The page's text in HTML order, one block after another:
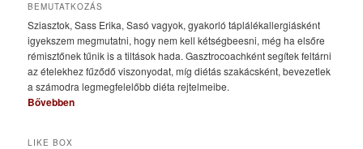
BEMUTATKOZÁS
Sziasztok, Sass Erika, Sasó vagyok, gyakorló táplálékallergiásként
igyekszem megmutatni, hogy nem kell kétségbeesni, még ha elsőre
rémisztőnek tűnik is a tiltások hada. Gasztrocoachként segítek feltárni
az ételekhez fűződő viszonyodat, míg diétás szakácsként, bevezetlek
a számodra legmegfelelőbb diéta rejtelmeibe.
Bővebben
LIKE BOX